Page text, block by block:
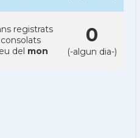
registrats
consolats
del mon
0
(-algun dia-)